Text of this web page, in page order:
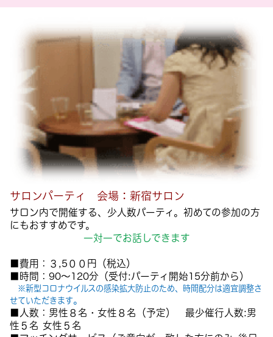
サロンパーティ 会場：新宿サロン
サロン内で開催する、少人数パーティ。初めての参加の方
にもおすすめです。
一対一でお話しできます
■費用：３ ,5 ００円（税込）
■時間：90～120分（受付:パーティ開始15分前から）
※新型コロナウイルスの感染拡大防止のため、時間配分は適宜調整さ
せていただきます。
■人数：男性８名・女性８名（予定） 最少催行人数:男
性５名 女性５名